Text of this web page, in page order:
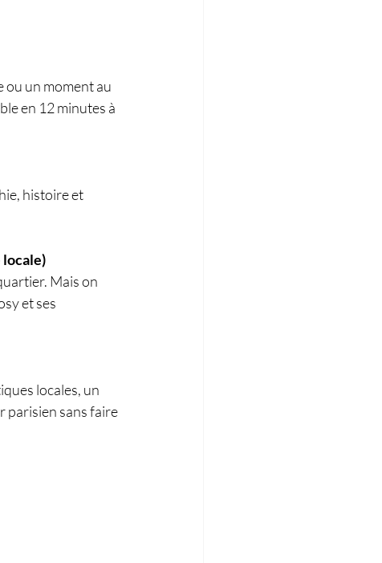
ou un moment au
en 12 minutes à
histoire et
locale)
Mais on
et ses
locales, un
parisien sans faire